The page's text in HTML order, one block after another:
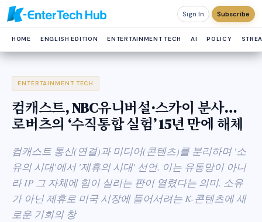
Sign In Subscribe
HOME ENGLISH EDITION ENTERTAINMENT TECH AI POLICY
ENTERTAINMENT TECH
컴캐스트, NBC유니버설·스카이 분사…
로버츠의 ‘수직통합 실험’ 15년 만에 해체
컴캐스트 통신(연결)과 미디어(콘텐츠)를 분리하며 '소
유의 시대'에서 '제휴의 시대' 선언. 이는 유통망이 아니
라 IP 그 자체에 힘이 실리는 판이 열렸다는 의미. 소유
가 아닌 제휴로 미국 시장에 들어서려는 K-콘텐츠에 새
로운 기회의 창